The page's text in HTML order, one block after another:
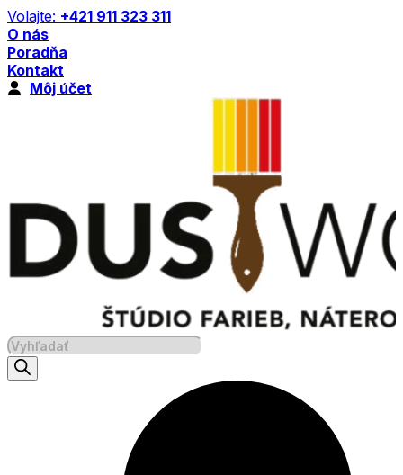
Preskočiť
na
obsah
Volajte: +421 911 323 311
O nás
Poradňa
Kontakt
Môj účet
Products
search